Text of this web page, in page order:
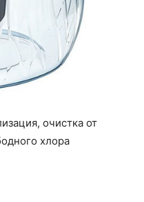
очистка от
хлора